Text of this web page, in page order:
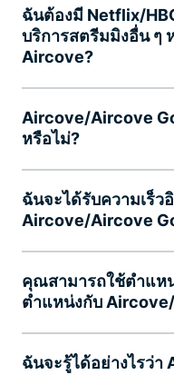
ฉันต้องมี Netflix/
บริการสตรีมมิงอื่น ๆ
Aircove?
Aircove/Aircove
หรือไม่?
ฉันจะได้รับความเร็ว
Aircove/Aircove
คุณสามารถใช้ตำแหน่
ตำแหน่งกับ
ฉันจะรู้ได้อย่างไรว่